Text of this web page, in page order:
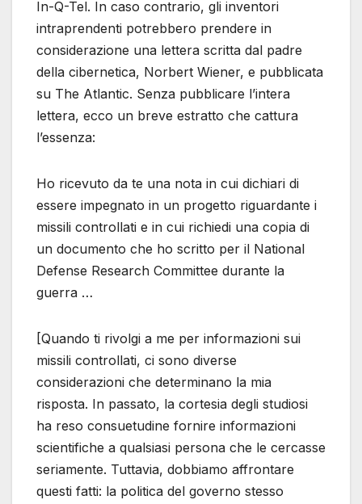
In-Q-Tel. In caso contrario, gli inventori
intraprendenti potrebbero prendere in
considerazione una lettera scritta dal padre
della cibernetica, Norbert Wiener, e pubblicata
su The Atlantic. Senza pubblicare l’intera
lettera, ecco un breve estratto che cattura
l’essenza:
Ho ricevuto da te una nota in cui dichiari di
essere impegnato in un progetto riguardante i
missili controllati e in cui richiedi una copia di
un documento che ho scritto per il National
Defense Research Committee durante la
guerra …
[Quando ti rivolgi a me per informazioni sui
missili controllati, ci sono diverse
considerazioni che determinano la mia
risposta. In passato, la cortesia degli studiosi
ha reso consuetudine fornire informazioni
scientifiche a qualsiasi persona che le cercasse
seriamente. Tuttavia, dobbiamo affrontare
questi fatti: la politica del governo stesso